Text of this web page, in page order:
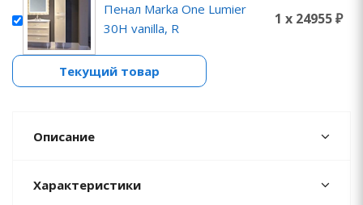
Пенал Marka One Lumier
30Н vanilla, R
1 x 24955 ₽
Текущий товар
Описание
Характеристики